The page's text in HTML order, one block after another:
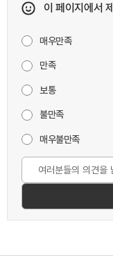
이 페이지에서
매우만족
만족
보통
불만족
매우불만족